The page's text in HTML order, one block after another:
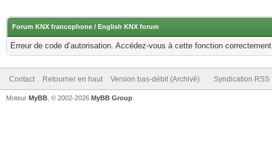
Forum KNX francophone / English KNX forum
Erreur de code d’autorisation. Accédez-vous à cette fonction
Contact Retourner en haut Version bas-débit (Archivé) Syndication RSS
Moteur MyBB , © 2002-2026 MyBB Group